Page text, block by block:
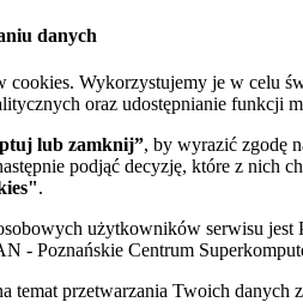
danych
cookies. Wykorzystujemy je w celu
oraz udostępnianie funkcji
lub zamknij”, by wyrazić zgodę
podjąć decyzję, które z nich
.
użytkowników serwisu jest
- Poznańskie Centrum
temat przetwarzania Twoich danych